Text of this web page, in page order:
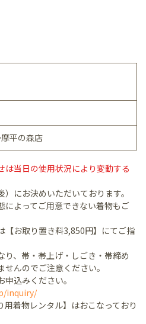
平の森店
当日の使用状況により変動する
にお決めいただいております。
よってご用意できない着物もご
お取り置き料3,850円】にてご指
り、帯・帯上げ・しごき・帯締め
んのでご注意ください。
込みください。
inquiry/
着物レンタル】はおこなっており